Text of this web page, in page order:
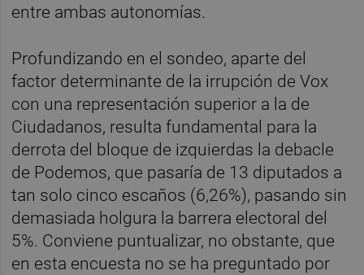
entre ambas autonomías.
Profundizando en el sondeo, aparte del
factor determinante de la irrupción de Vox
con una representación superior a la de
Ciudadanos, resulta fundamental para la
derrota del bloque de izquierdas la debacle
de Podemos, que pasaría de 13 diputados a
tan solo cinco escaños (6,26%), pasando sin
demasiada holgura la barrera electoral del
5%. Conviene puntualizar, no obstante, que
en esta encuesta no se ha preguntado por